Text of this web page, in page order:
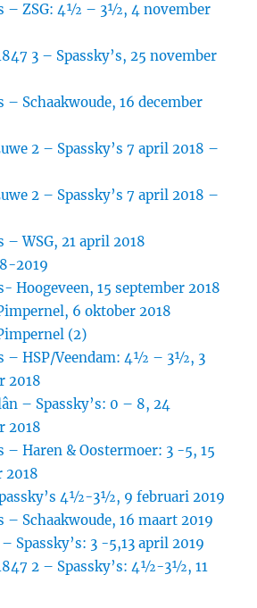
– ZSG: 4½ – 3½, 4 november
3 – Spassky’s, 25 november
– Schaakwoude, 16 december
2 – Spassky’s 7 april 2018 –
2 – Spassky’s 7 april 2018 –
– WSG, 21 april 2018
2019
Hoogeveen, 15 september 2018
6 oktober 2018
(2)
– HSP/Veendam: 4½ – 3½, 3
2018
– Spassky’s: 0 – 8, 24
2018
– Haren & Oostermoer: 3 -5, 15
2018
4½-3½, 9 februari 2019
– Schaakwoude, 16 maart 2019
Spassky’s: 3 -5,13 april 2019
2 – Spassky’s: 4½-3½, 11